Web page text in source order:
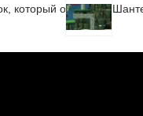
который охраняла